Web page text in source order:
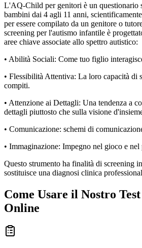
L'AQ-Child per genitori è un questionario
bambini dai 4 agli 11 anni,
per essere compilato da un genitore o
screening per l'autismo infantile è
aree chiave associate allo spettro autistico:
• Abilità Sociali: Come tuo figlio
• Flessibilità Attentiva: La loro capacità di
compiti.
• Attenzione ai Dettagli: Una tendenza a
dettagli piuttosto che sulla visione
• Comunicazione: schemi di
• Immaginazione: Impegno nel gioco e
Questo strumento ha finalità di screening
sostituisce una diagnosi clinica
Come Usare il Nostro
Online